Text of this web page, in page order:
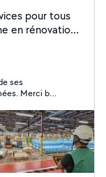
pour tous
en rénovation.
un travail
en
Merci bon